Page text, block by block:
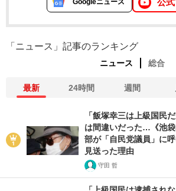
Googleニュース 公
「ニュース」記事のランキング
ニュース 総合
最新 24時間 週間
「飯塚幸三は上級国民
は間違いだった…《池
部が「自民党議員」に
見送った理由
守田 哲